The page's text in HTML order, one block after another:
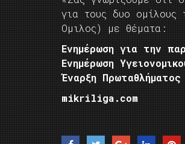
για τους δυο
Ομιλος) με θέματα:
Ενημέρωση για την
Ενημέρωση
Έναρξη
mikriliga.com